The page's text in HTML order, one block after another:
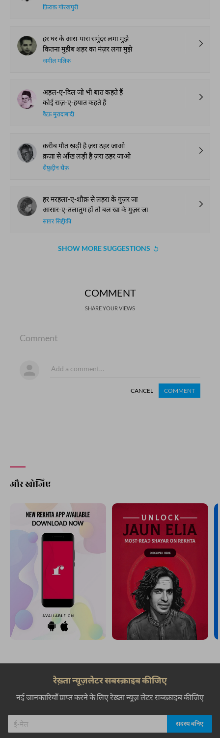
फ़िराक़ गोरखपुरी
हर घर के आस-पास समुंदर लगा मुझे
कितना मुहीब शहर का मंज़र लगा मुझे
जमील मलिक
अहल-ए-दिल जो भी बात कहते हैं
कोई राज़-ए-हयात कहते हैं
कैफ़ मुरादाबादी
क़रीब मौत खड़ी है ज़रा ठहर जाओ
क़ज़ा से आँख लड़ी है ज़रा ठहर जाओ
सैफ़ुद्दीन सैफ़
हर मरहला-ए-शौक़ से लहरा के गुज़र जा
आसार-ए-तलातुम हों तो बल खा के गुज़र जा
साग़र सिद्दीक़ी
SHOW MORE SUGGESTIONS
COMMENT
SHARE YOUR VIEWS
Comment
CANCEL COMMENT
और खोजिए
रेख़्ता न्यूज़लेटर सबस्क्राइब कीजिए
नई जानकारियाँ प्राप्त करने के लिए रेख़्ता न्यूज़ लेटर सब्स्क्राइब कीजिए